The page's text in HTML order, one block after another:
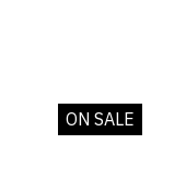
ON SALE